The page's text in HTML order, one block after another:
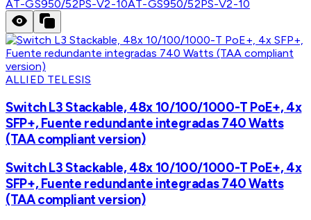
AT-GS950/52PS-V2-10AT-GS950/52PS-V2-10
ALLIED TELESIS
Switch L3 Stackable, 48x 10/100/1000-T PoE+, 4x
SFP+, Fuente redundante integradas 740 Watts
(TAA compliant version)
Switch L3 Stackable, 48x 10/100/1000-T PoE+, 4x
SFP+, Fuente redundante integradas 740 Watts
(TAA compliant version)